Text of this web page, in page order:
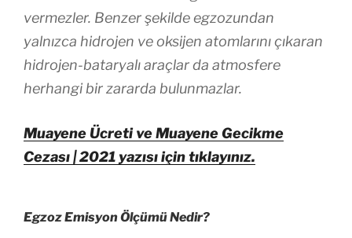
vermezler. Benzer şekilde egzozundan
yalnızca hidrojen ve oksijen atomlarını çıkaran
hidrojen-bataryalı araçlar da atmosfere
herhangi bir zararda bulunmazlar.
Muayene Ücreti ve Muayene Gecikme
Cezası | 2021 yazısı için tıklayınız.
Egzoz Emisyon Ölçümü Nedir?